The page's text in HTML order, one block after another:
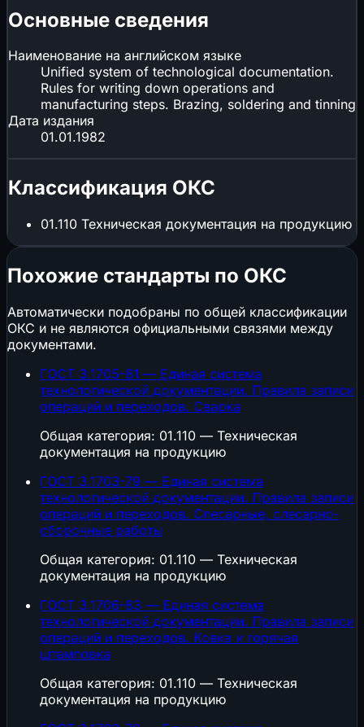
Основные сведения
Наименование на английском языке
Unified system of technological documentation.
Rules for writing down operations and
manufacturing steps. Brazing, soldering and tinning
Дата издания
01.01.1982
Классификация ОКС
01.110 Техническая документация на продукцию
Похожие стандарты по ОКС
Автоматически подобраны по общей классификации
ОКС и не являются официальными связями между
документами.
ГОСТ 3.1705-81 — Единая система
технологической документации. Правила записи
операций и переходов. Сварка
Общая категория: 01.110 — Техническая
документация на продукцию
ГОСТ 3.1703-79 — Единая система
технологической документации. Правила записи
операций и переходов. Слесарные, слесарно-
сборочные работы
Общая категория: 01.110 — Техническая
документация на продукцию
ГОСТ 3.1706-83 — Единая система
технологической документации. Правила записи
операций и переходов. Ковка и горячая
штамповка
Общая категория: 01.110 — Техническая
документация на продукцию